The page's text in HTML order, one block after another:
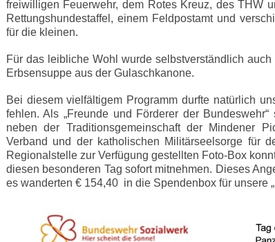
freiwilligen Feuerwehr, dem Rotes Kreuz, des THW
Rettungshundestaffel, einem Feldpostamt und
für die kleinen.
Für das leibliche Wohl wurde selbstverständlich
Erbsensuppe aus der Gulaschkanone.
Bei diesem vielfältigem Programm durfte natürlich
fehlen. Als „Freunde und Förderer der
neben der Traditionsgemeinschaft der Mindener
Verband und der katholischen Militärseelsorge für
Regionalstelle zur Verfügung gestellten Foto-Box
diesen besonderen Tag sofort mitnehmen. Dieses
es wanderten € 154,40 in die Spendenbox für unsere